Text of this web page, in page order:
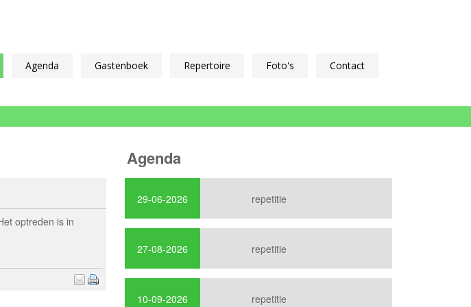
Agenda Gastenboek Repertoire Foto's Contact
optreden is in
Agenda
29-06-2026 repetitie
27-08-2026 repetitie
10-09-2026 repetitie